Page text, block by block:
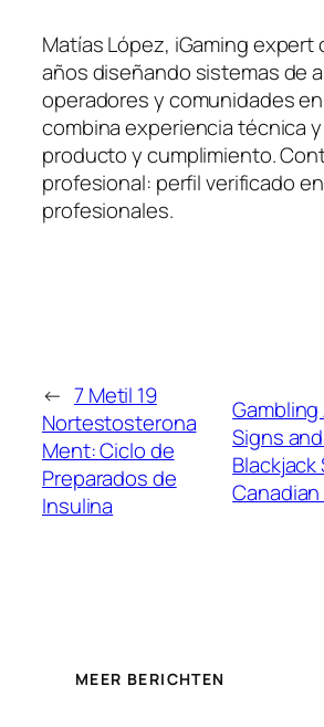
Matías López, iGaming expert
años diseñando sistemas de
operadores y comunidades
combina experiencia técnica
producto y cumplimiento.
profesional: perfil verificado
profesionales.
← 7 Metil 19
Nortestosterona
Ment: Ciclo de
Preparados de
Insulina
Signs
MEER BERICHTEN